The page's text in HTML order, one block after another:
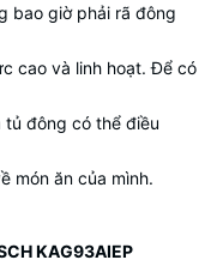
bao giờ phải rã đông
cao và linh hoạt. Để có
tủ đông có thể điều
món ăn của mình.
KAG93AIEP